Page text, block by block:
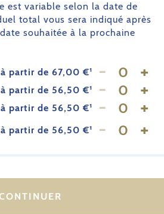
est variable selon la date de
total vous sera indiqué après
souhaitée à la prochaine
à partir de 67,00 €¹ - +
à partir de 56,50 €¹ - +
à partir de 56,50 €¹ - +
à partir de 56,50 €¹ - +